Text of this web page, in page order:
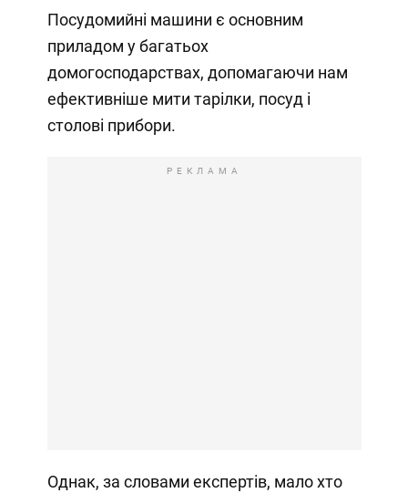
Посудомийні машини є основним
приладом у багатьох
домогосподарствах, допомагаючи нам
ефективніше мити тарілки, посуд і
столові прибори.
РЕКЛАМА
Однак, за словами експертів, мало хто